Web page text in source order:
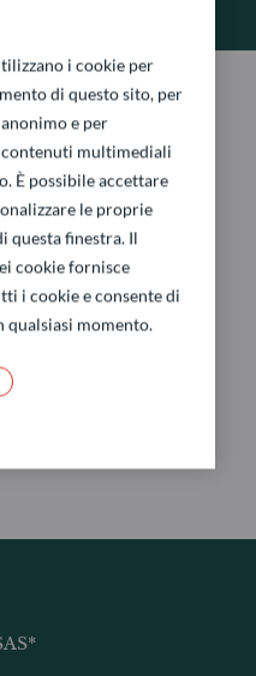
i cookie per
di questo sito, per
e per
multimediali
È possibile accettare
le proprie
questa finestra. Il
cookie fornisce
i cookie e consente di
qualsiasi momento.